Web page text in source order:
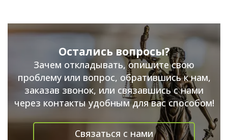
Остались вопросы?
Зачем откладывать, опишите свою
проблему или вопрос, обратившись к нам,
заказав звонок, или связавшись с нами
через контакты удобным для вас способом!
Связаться с нами